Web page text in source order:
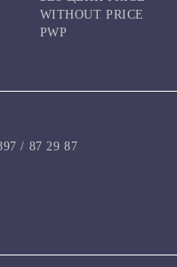
WITHOUT PRICE
PWP
/ 87 29 87